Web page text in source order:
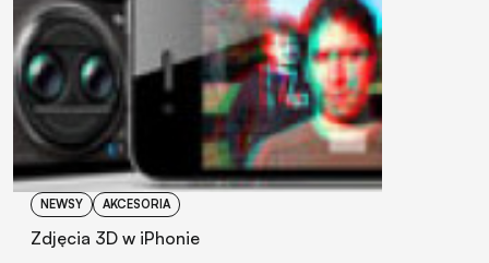
NEWSY AKCESORIA
Zdjęcia 3D w iPhonie